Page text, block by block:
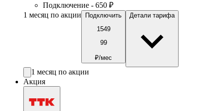
Подключение - 650 ₽
1 месяц по акции
Подключить
1549
99
₽/мес
Детали тарифа
1 месяц по акции
Акция